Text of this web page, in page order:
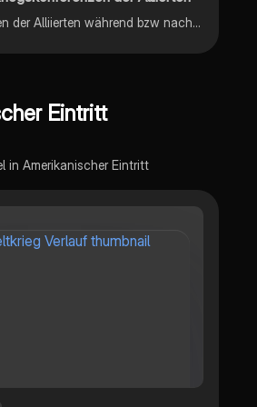
Kriegskonferenzen der Alliierten während bzw nach dem 2. Weltkrieg
Eintritt
in Amerikanischer Eintritt